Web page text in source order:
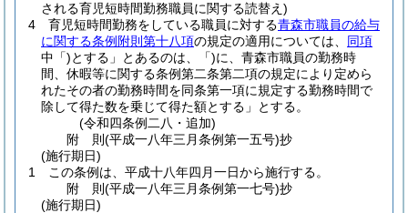
される育児短時間勤務職員に関する読替え)
4
育児短時間勤務をしている職員に対する青森市職員の給与
に関する条例附則第十八項の規定の適用については、 同項
中「)とする」とあるのは、「)に、青森市職員の勤務時
間、休暇等に関する条例第二条第二項の規定により定めら
れたその者の勤務時間を同条第一項に規定する勤務時間で
除して得た数を乗じて得た額とする」とする。
(令和四条例二八・追加)
附 則(平成一八年三月条例第一五号)抄
(施行期日)
1
この条例は、平成十八年四月一日から施行する。
附 則(平成一八年三月条例第一七号)抄
(施行期日)